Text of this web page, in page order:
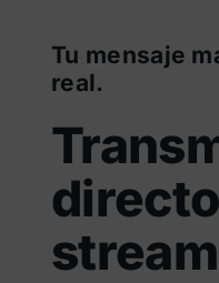
Portfolio
Nosotros
Cuéntanos…
Buscar:
Tu mensaje
real.